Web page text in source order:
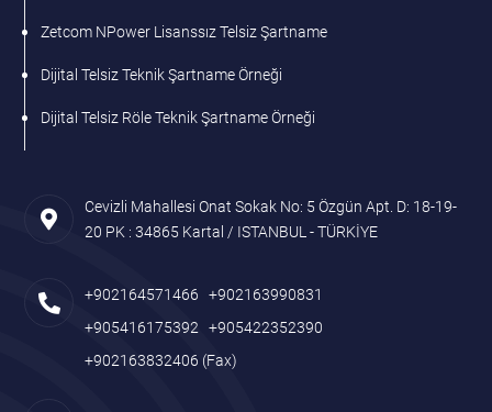
Zetcom NPower Lisanssız Telsiz Şartname
Dijital Telsiz Teknik Şartname Örneği
Dijital Telsiz Röle Teknik Şartname Örneği
Cevizli Mahallesi Onat Sokak No: 5 Özgün Apt. D: 18-19-
20 PK : 34865 Kartal / ISTANBUL - TÜRKİYE
+902164571466
+902163990831
+905416175392
+905422352390
+902163832406 (Fax)